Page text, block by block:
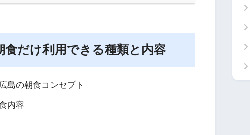
だけ利用できる種類と内容
島の朝食コンセプト
内容